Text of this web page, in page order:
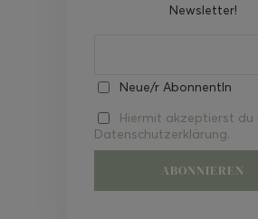
Newsletter!
Neue/r AbonnentIn
Hiermit akzeptierst du
Datenschutzerklärung.